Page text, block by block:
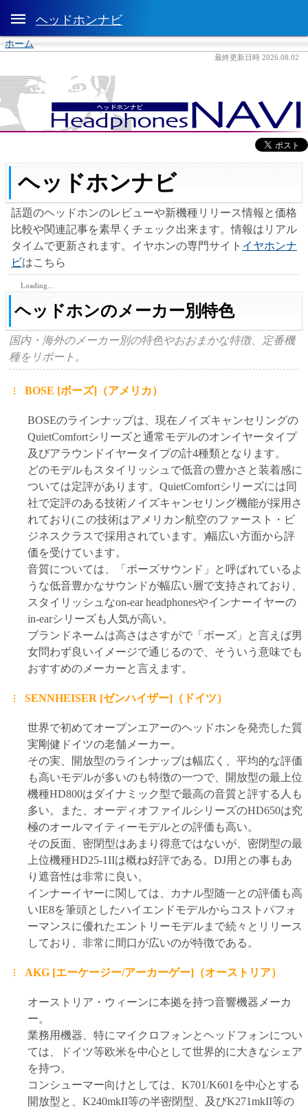
 ヘッドホンナビ
ホーム
最終更新日時 2026.08.02
ヘッドホンナビ
話題のヘッドホンのレビューや新機種リリース情報と価格
比較や関連記事を素早くチェック出来ます。情報はリアル
タイムで更新されます。イヤホンの専門サイト イヤホンナ
ビはこちら
Loading...
ヘッドホンのメーカー別特色
国内・海外のメーカー別の特色やおおまかな特徴、定番機
種をリポート。
BOSE [ボーズ]（アメリカ）
BOSEのラインナップは、現在ノイズキャンセリングの
QuietComfortシリーズと通常モデルのオンイヤータイプ
及びアラウンドイヤータイプの計4種類となります。
どのモデルもスタイリッシュで低音の豊かさと装着感に
ついては定評があります。QuietComfortシリーズには同
社で定評のある技術ノイズキャンセリング機能が採用さ
れており(この技術はアメリカン航空のファースト・ビ
ジネスクラスで採用されています。)幅広い方面から評
価を受けています。
音質については、「ボーズサウンド」と呼ばれているよ
うな低音豊かなサウンドが幅広い層で支持されており、
スタイリッシュなon-ear headphonesやインナーイヤーの
in-earシリーズも人気が高い。
ブランドネームは高さはさすがで「ボーズ」と言えば男
女問わず良いイメージで通じるので、そういう意味でも
おすすめのメーカーと言えます。
SENNHEISER [ゼンハイザー]（ドイツ）
世界で初めてオープンエアーのヘッドホンを発売した質
実剛健ドイツの老舗メーカー。
その実、開放型のラインナップは幅広く、平均的な評価
も高いモデルが多いのも特徴の一つで、開放型の最上位
機種HD800はダイナミック型で最高の音質と評する人も
多い。また、オーディオファイルシリーズのHD650は究
極のオールマイティーモデルとの評価も高い。
その反面、密閉型はあまり得意ではないが、密閉型の最
上位機種HD25-1IIは概ね好評である。DJ用との事もあ
り遮音性は非常に良い。
インナーイヤーに関しては、カナル型随一との評価も高
いIE8を筆頭としたハイエンドモデルからコストパフォ
ーマンスに優れたエントリーモデルまで続々とリリース
しており、非常に間口が広いのが特徴である。
AKG [エーケージー/アーカーゲー]（オーストリア）
オーストリア・ウィーンに本拠を持つ音響機器メーカ
ー。
業務用機器、特にマイクロフォンとヘッドフォンについ
ては、ドイツ等欧米を中心として世界的に大きなシェア
を持つ。
コンシューマー向けとしては、K701/K601を中心とする
開放型と、K240mkII等の半密閉型、及びK271mkII等の